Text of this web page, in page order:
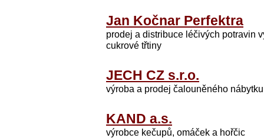
Jan Kočnar Perfektra
prodej a distribuce léčivých potravin
cukrové třtiny
JECH CZ s.r.o.
výroba a prodej čalouněného
KAND a.s.
výrobce kečupů, omáček a hořčic